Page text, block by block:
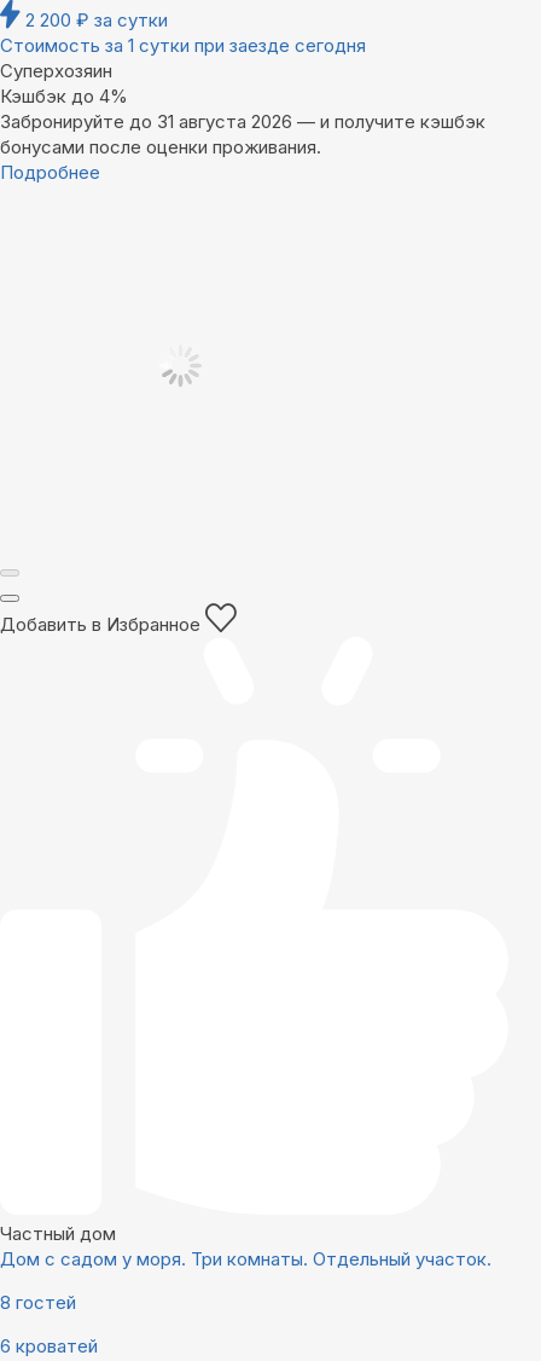
2 200 ₽ за сутки
Стоимость за 1 сутки при заезде сегодня
Суперхозяин
Кэшбэк до 4%
Забронируйте до 31 августа 2026 — и получите кэшбэк
бонусами после оценки проживания.
Подробнее
Добавить в Избранное
Частный дом
Дом с садом у моря. Три комнаты. Отдельный участок.
8 гостей
6 кроватей